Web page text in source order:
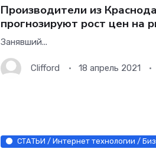
Производители из
прогнозируют рост цен на
Занявший...
Clifford 18 апрель 2021
СТАТЬИ / Интернет технологии /